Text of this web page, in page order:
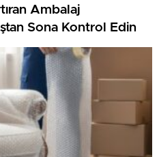
Ambalaj
Sona Kontrol Edin